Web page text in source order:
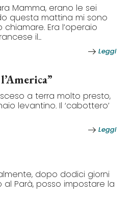
Mamma, erano le sei
questa mattina mi sono
chiamare. Era l’operaio
il...
Leggi
a terra molto presto,
levantino. Il ‘cabottero’
Leggi
dopo dodici giorni
Parà, posso impostare la